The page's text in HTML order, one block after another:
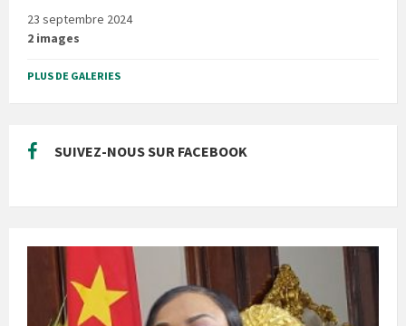
23 septembre 2024
2 images
PLUS DE GALERIES
SUIVEZ-NOUS SUR FACEBOOK